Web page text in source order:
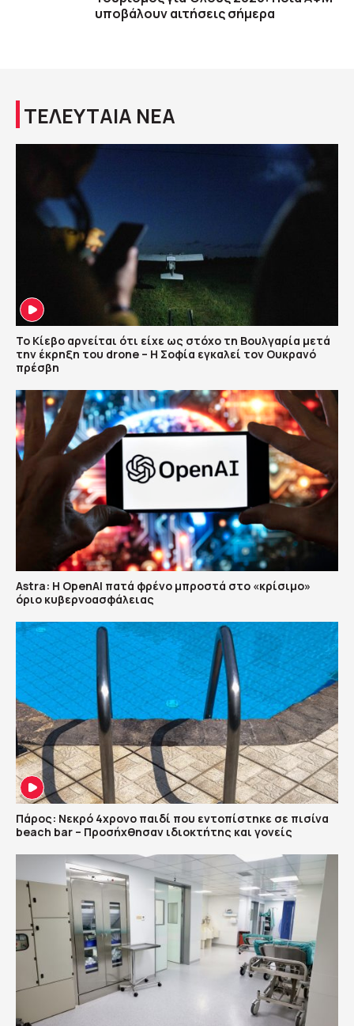
υποβάλουν αιτήσεις σήμερα
ΤΕΛΕΥΤΑΙΑ ΝΕΑ
Το Κίεβο αρνείται ότι είχε ως στόχο τη Βουλγαρία μετά
την έκρηξη του drone – Η Σοφία εγκαλεί τον Ουκρανό
πρέσβη
Astra: Η OpenAI πατά φρένο μπροστά στο «κρίσιμο»
όριο κυβερνοασφάλειας
Πάρος: Νεκρό 4χρονο παιδί που εντοπίστηκε σε πισίνα
beach bar – Προσήχθησαν ιδιοκτήτης και γονείς